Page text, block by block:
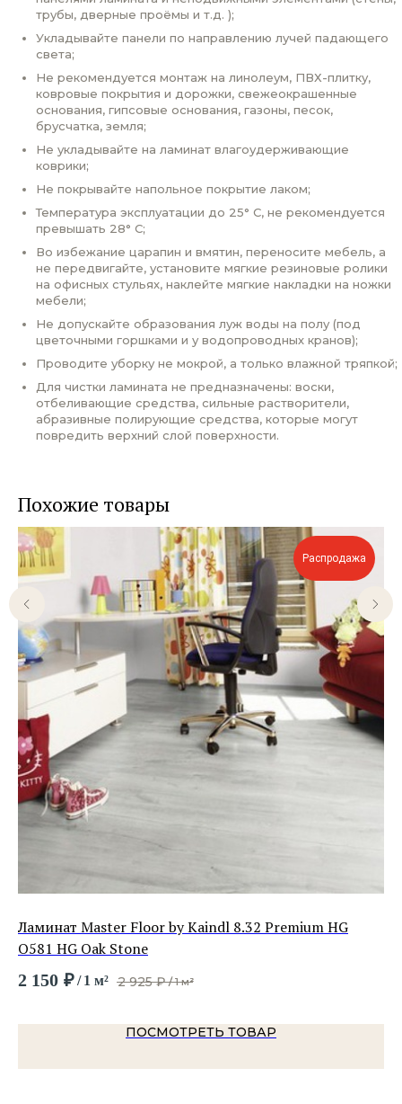
трубы, дверные проёмы и т.д. );
Укладывайте панели по направлению лучей падающего
света;
Не рекомендуется монтаж на линолеум, ПВХ-плитку,
ковровые покрытия и дорожки, свежеокрашенные
основания, гипсовые основания, газоны, песок,
брусчатка, земля;
Не укладывайте на ламинат влагоудерживающие
коврики;
Не покрывайте напольное покрытие лаком;
Температура эксплуатации до 25° С, не рекомендуется
превышать 28° С;
Во избежание царапин и вмятин, переносите мебель, а
не передвигайте, установите мягкие резиновые ролики
на офисных стульях, наклейте мягкие накладки на ножки
мебели;
Не допускайте образования луж воды на полу (под
цветочными горшками и у водопроводных кранов);
Проводите уборку не мокрой, а только влажной тряпкой;
Для чистки ламината не предназначены: воски,
отбеливающие средства, сильные растворители,
абразивные полирующие средства, которые могут
повредить верхний слой поверхности.
Похожие товары
Распродажа
Ламинат Master Floor by Kaindl 8.32 Premium HG
O581 HG Oak Stone
2 150 ₽/ 1 м² 2 925 ₽ / 1 м²
ПОСМОТРЕТЬ ТОВАР